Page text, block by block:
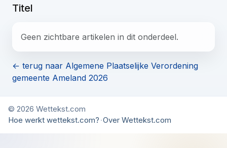
Titel
Geen zichtbare artikelen in dit onderdeel.
← terug naar Algemene Plaatselijke Verordening
gemeente Ameland 2026
© 2026 Wettekst.com
Hoe werkt wettekst.com? ·Over Wettekst.com